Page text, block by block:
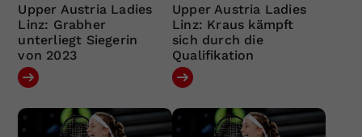
Upper Austria Ladies
Linz: Grabher
unterliegt Siegerin
von 2023
Upper Austria Ladies
Linz: Kraus kämpft
sich durch die
Qualifikation